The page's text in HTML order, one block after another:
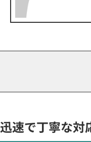
迅速で丁寧な対